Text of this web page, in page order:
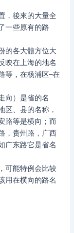
，後來的大量全
一些原有的路
的各大體方位大
映在上海的地名
等，在杨浦区–在
向）是省的名
区、县的名称，
路等是横向；而
，贵州路，广西
广东路它是省名
可能特例会比较
用在横向的路名